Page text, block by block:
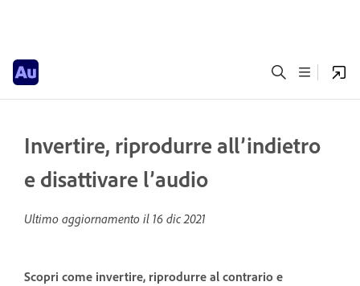
Invertire, riprodurre all’indietro
e disattivare l’audio
Ultimo aggiornamento il 16 dic 2021
Scopri come invertire, riprodurre al contrario e